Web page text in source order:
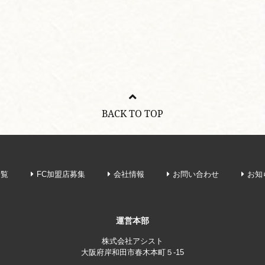
BACK TO TOP
FC加盟店募集 会社情報 お問い合わせ お知
運営本部
株式会社アシスト
大阪府岸和田市春木本町５-15